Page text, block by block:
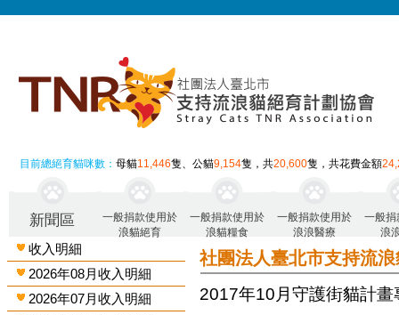
目前總絕育貓咪數：母貓11,446隻、公貓9,154隻，共20,600隻，共花費金額
新聞區
一般捐款使用於
浪貓絕育
一般捐款使用於
浪貓糧食
一般捐款使用於
浪浪醫療
一般捐
浪
收入明細
2026年08月收入明細
2026年07月收入明細
社團法人臺北市支持流
2017年10月 守護街貓計